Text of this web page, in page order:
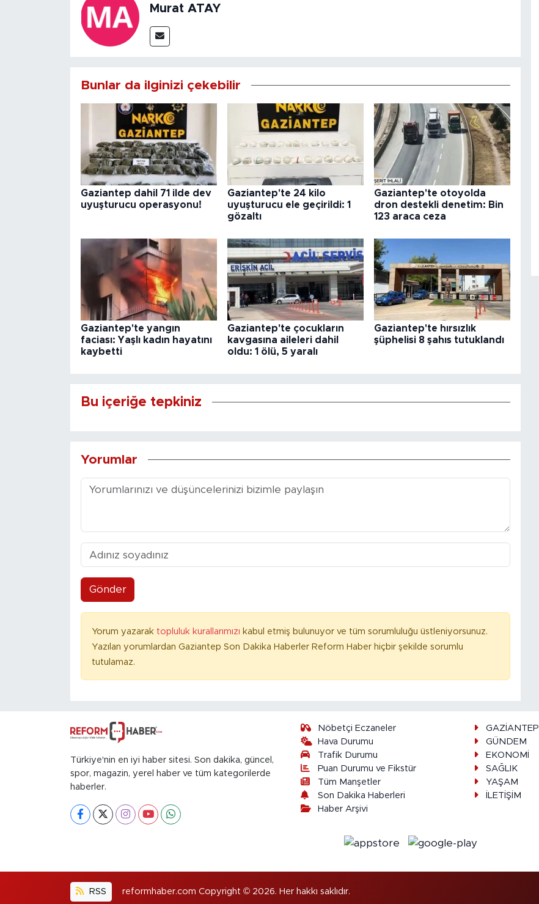
Murat ATAY
Bunlar da ilginizi çekebilir
Gaziantep dahil 71 ilde dev
uyuşturucu operasyonu!
Gaziantep'te 24 kilo
uyuşturucu ele geçirildi: 1
gözaltı
Gaziantep'te otoyolda
dron destekli denetim: Bin
123 araca ceza
Gaziantep'te yangın
faciası: Yaşlı kadın hayatını
kaybetti
Gaziantep'te çocukların
kavgasına aileleri dahil
oldu: 1 ölü, 5 yaralı
Gaziantep'te hırsızlık
şüphelisi 8 şahıs tutuklandı
Bu içeriğe tepkiniz
Yorumlar
Gönder
Yorum yazarak topluluk kurallarımızı kabul etmiş bulunuyor ve tüm sorumluluğu üstleniyorsunuz.
Yazılan yorumlardan Gaziantep Son Dakika Haberler Reform Haber hiçbir şekilde sorumlu
tutulamaz.
Türkiye'nin en iyi haber sitesi. Son dakika, güncel,
spor, magazin, yerel haber ve tüm kategorilerde
haberler.
Nöbetçi Eczaneler
Hava Durumu
Trafik Durumu
Puan Durumu ve Fikstür
Tüm Manşetler
Son Dakika Haberleri
Haber Arşivi
GAZİANTEP
GÜNDEM
EKONOMİ
SAĞLIK
YAŞAM
İLETİŞİM
RSS reformhaber.com Copyright © 2026. Her hakkı saklıdır.